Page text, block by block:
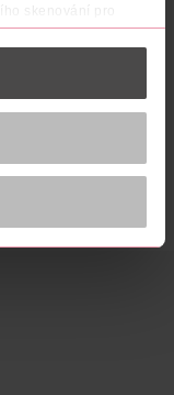
skenování pro
údaje, a nastavte
můžete kdykoliv
funkcí sociálních
osobní údaje.
údajů.
mycího mléka